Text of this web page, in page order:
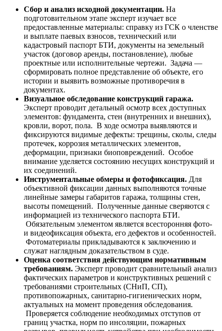
Сбор и анализ исходной документации. На
подготовительном этапе эксперт изучает все
предоставленные материалы: справку из ГСК о членстве
и выплате паевых взносов, технический или
кадастровый паспорт БТИ, документы на земельный
участок (договор аренды, постановление), любые
проектные или исполнительные чертежи. Задача —
сформировать полное представление об объекте, его
истории и выявить возможные противоречия в
документах.
Визуальное обследование конструкций гаража.
Эксперт проводит детальный осмотр всех доступных
элементов: фундамента, стен (внутренних и внешних),
кровли, ворот, пола. В ходе осмотра выявляются и
фиксируются видимые дефекты: трещины, сколы, следы
протечек, коррозия металлических элементов,
деформации, признаки биоповреждений. Особое
внимание уделяется состоянию несущих конструкций и
их соединений.
Инструментальные обмеры и фотофиксация. Для
объективной фиксации данных выполняются точные
линейные замеры габаритов гаража, толщины стен,
высоты помещений. Полученные данные сверяются с
информацией из технического паспорта БТИ.
Обязательным элементом является всесторонняя фото-
и видеофиксация объекта, его дефектов и особенностей.
Фотоматериалы прикладываются к заключению и
служат наглядным доказательством в суде.
Оценка соответствия действующим нормативным
требованиям. Эксперт проводит сравнительный анализ
фактических параметров и конструктивных решений с
требованиями строительных (СНиП, СП),
противопожарных, санитарно-гигиенических норм,
актуальных на момент проведения обследования.
Проверяется соблюдение необходимых отступов от
границ участка, норм по инсоляции, пожарных